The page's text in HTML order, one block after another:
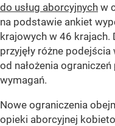
do usług aborcyjnych w
na podstawie ankiet
krajowych w 46 krajach.
przyjęły różne
od nałożenia
wymagań.
Nowe ograniczenia
opieki aborcyjnej